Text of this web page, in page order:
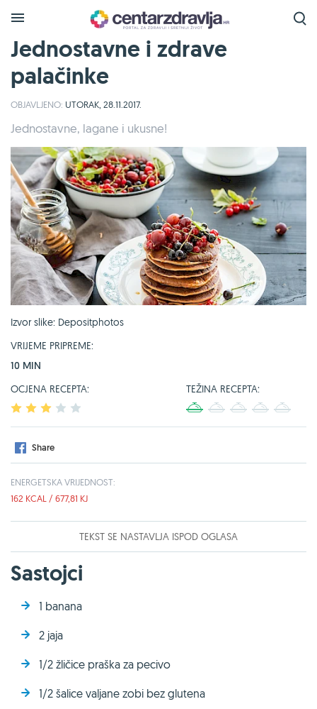
Jednostavne i zdrave
palačinke
OBJAVLJENO: UTORAK, 28.11.2017.
Jednostavne, lagane i ukusne!
Izvor slike: Depositphotos
VRIJEME PRIPREME:
10 MIN
OCJENA RECEPTA:
2 3 4
TEŽINA RECEPTA:
4
Share
ENERGETSKA VRIJEDNOST:
162 KCAL / 677,81 KJ
TEKST SE NASTAVLJA ISPOD OGLASA
Sastojci
1 banana
2 jaja
1/2 žličice praška za pecivo
1/2 šalice valjane zobi bez glutena